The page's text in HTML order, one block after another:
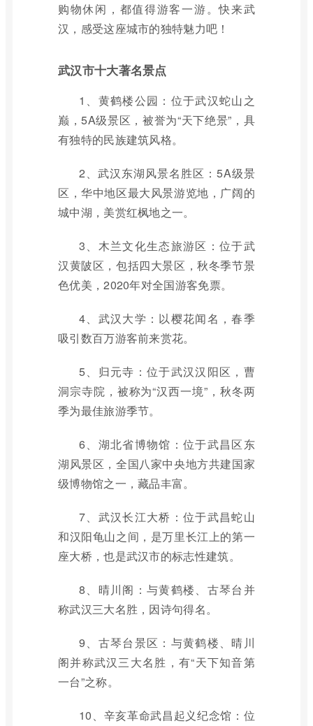
购物休闲，都值得游客一游。快来武
汉，感受这座城市的独特魅力吧！
武汉市十大著名景点
1、黄鹤楼公园：位于武汉蛇山之
巅，5A级景区，被誉为“天下绝景”，具
有独特的民族建筑风格。
2、武汉东湖风景名胜区：5A级景
区，华中地区最大风景游览地，广阔的
城中湖，美赏红枫地之一。
3、木兰文化生态旅游区：位于武
汉黄陂区，包括四大景区，秋冬季节景
色优美，2020年对全国游客免票。
4、武汉大学：以樱花闻名，春季
吸引数百万游客前来赏花。
5、归元寺：位于武汉汉阳区，曹
洞宗寺院，被称为“汉西一境”，秋冬两
季为最佳旅游季节。
6、湖北省博物馆：位于武昌区东
湖风景区，全国八家中央地方共建国家
级博物馆之一，藏品丰富。
7、武汉长江大桥：位于武昌蛇山
和汉阳龟山之间，是万里长江上的第一
座大桥，也是武汉市的标志性建筑。
8、晴川阁：与黄鹤楼、古琴台并
称武汉三大名胜，因诗句得名。
9、古琴台景区：与黄鹤楼、晴川
阁并称武汉三大名胜，有“天下知音第
一台”之称。
10、辛亥革命武昌起义纪念馆：位